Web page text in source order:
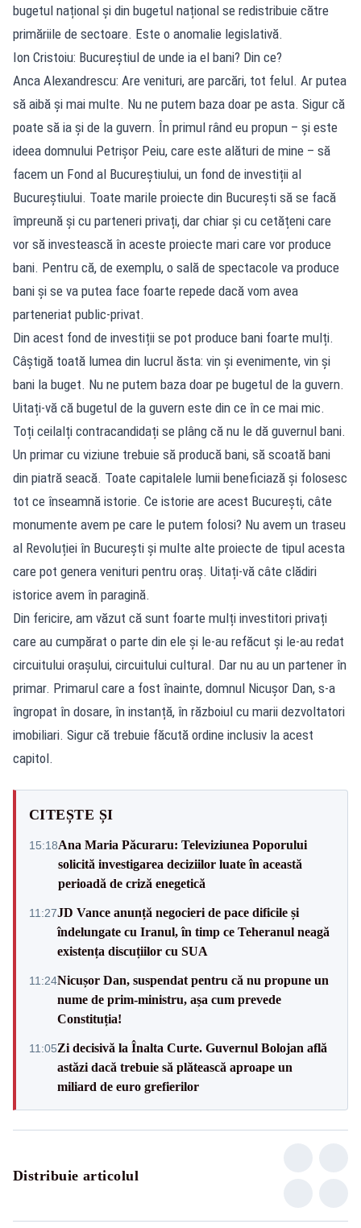
bugetul național și din bugetul național se redistribuie către
primăriile de sectoare. Este o anomalie legislativă.
Ion Cristoiu: Bucureștiul de unde ia el bani? Din ce?
Anca Alexandrescu: Are venituri, are parcări, tot felul. Ar putea
să aibă și mai multe. Nu ne putem baza doar pe asta. Sigur că
poate să ia și de la guvern. În primul rând eu propun – și este
ideea domnului Petrișor Peiu, care este alături de mine – să
facem un Fond al Bucureștiului, un fond de investiții al
Bucureștiului. Toate marile proiecte din București să se facă
împreună și cu parteneri privați, dar chiar și cu cetățeni care
vor să investească în aceste proiecte mari care vor produce
bani. Pentru că, de exemplu, o sală de spectacole va produce
bani și se va putea face foarte repede dacă vom avea
parteneriat public-privat.
Din acest fond de investiții se pot produce bani foarte mulți.
Câștigă toată lumea din lucrul ăsta: vin și evenimente, vin și
bani la buget. Nu ne putem baza doar pe bugetul de la guvern.
Uitați-vă că bugetul de la guvern este din ce în ce mai mic.
Toți ceilalți contracandidați se plâng că nu le dă guvernul bani.
Un primar cu viziune trebuie să producă bani, să scoată bani
din piatră seacă. Toate capitalele lumii beneficiază și folosesc
tot ce înseamnă istorie. Ce istorie are acest București, câte
monumente avem pe care le putem folosi? Nu avem un traseu
al Revoluției în București și multe alte proiecte de tipul acesta
care pot genera venituri pentru oraș. Uitați-vă câte clădiri
istorice avem în paragină.
Din fericire, am văzut că sunt foarte mulți investitori privați
care au cumpărat o parte din ele și le-au refăcut și le-au redat
circuitului orașului, circuitului cultural. Dar nu au un partener în
primar. Primarul care a fost înainte, domnul Nicușor Dan, s-a
îngropat în dosare, în instanță, în războiul cu marii dezvoltatori
imobiliari. Sigur că trebuie făcută ordine inclusiv la acest
capitol.
CITEȘTE ȘI
15:18Ana Maria Păcuraru: Televiziunea Poporului
solicită investigarea deciziilor luate în această
perioadă de criză enegetică
11:27JD Vance anunță negocieri de pace dificile și
îndelungate cu Iranul, în timp ce Teheranul neagă
existența discuțiilor cu SUA
11:24Nicușor Dan, suspendat pentru că nu propune un
nume de prim-ministru, așa cum prevede
Constituția!
11:05Zi decisivă la Înalta Curte. Guvernul Bolojan află
astăzi dacă trebuie să plătească aproape un
miliard de euro grefierilor
Distribuie articolul